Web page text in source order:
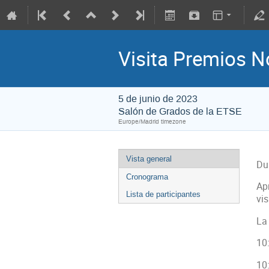
Visita Premios
5 de junio de 2023
Salón de Grados de la ETSE
Europe/Madrid timezone
Vista general
Cronograma
Lista de participantes